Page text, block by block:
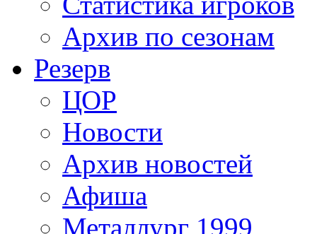
Архив по сезонам
Резерв
ЦОР
Новости
Архив новостей
Афиша
Металлург 1999